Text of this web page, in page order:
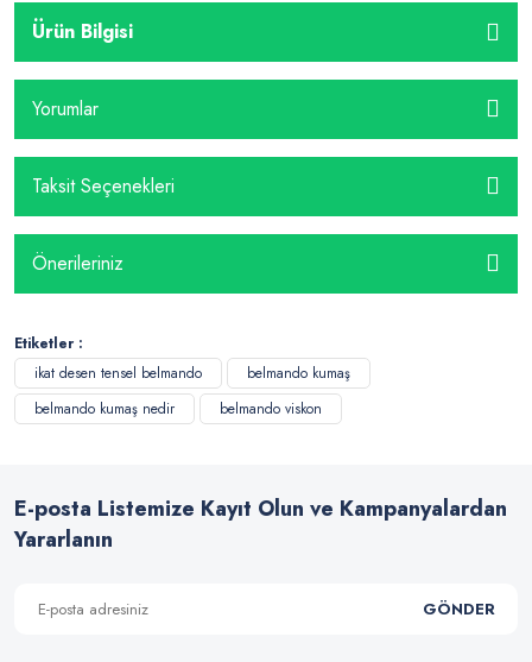
Ürün Bilgisi
Yorumlar
Taksit Seçenekleri
Önerileriniz
Etiketler :
ikat desen tensel belmando
belmando kumaş
belmando kumaş nedir
belmando viskon
E-posta Listemize Kayıt Olun ve Kampanyalardan
Yararlanın
GÖNDER